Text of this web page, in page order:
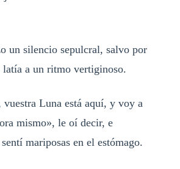
un silencio sepulcral, salvo por
latía a un ritmo vertiginoso.
vuestra Luna está aquí, y voy a
mismo», le oí decir, e
mariposas en el estómago.